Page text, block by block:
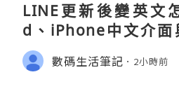
LINE更新後變英文
d、iPhone中文介面
指南
數碼生活筆記 2小時前